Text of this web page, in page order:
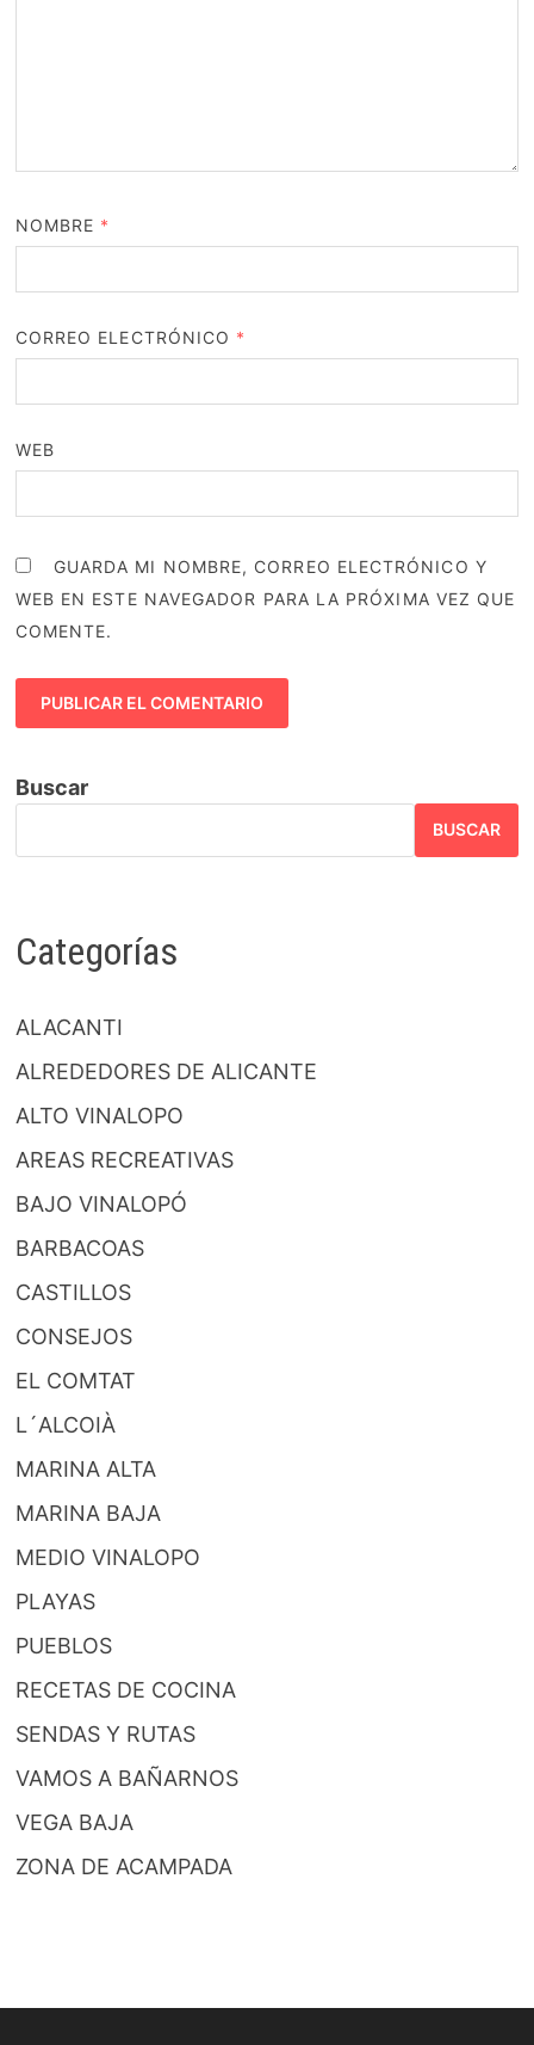
NOMBRE *
CORREO ELECTRÓNICO *
WEB
GUARDA MI NOMBRE, CORREO ELECTRÓNICO Y
WEB EN ESTE NAVEGADOR PARA LA PRÓXIMA VEZ QUE
COMENTE.
Buscar
BUSCAR
Categorías
ALACANTI
ALREDEDORES DE ALICANTE
ALTO VINALOPO
AREAS RECREATIVAS
BAJO VINALOPÓ
BARBACOAS
CASTILLOS
CONSEJOS
EL COMTAT
L´ALCOIÀ
MARINA ALTA
MARINA BAJA
MEDIO VINALOPO
PLAYAS
PUEBLOS
RECETAS DE COCINA
SENDAS Y RUTAS
VAMOS A BAÑARNOS
VEGA BAJA
ZONA DE ACAMPADA